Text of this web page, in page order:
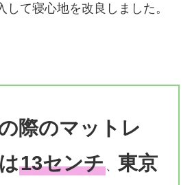
して寝心地を改良しました。
際のマットレ
13センチ、 東京